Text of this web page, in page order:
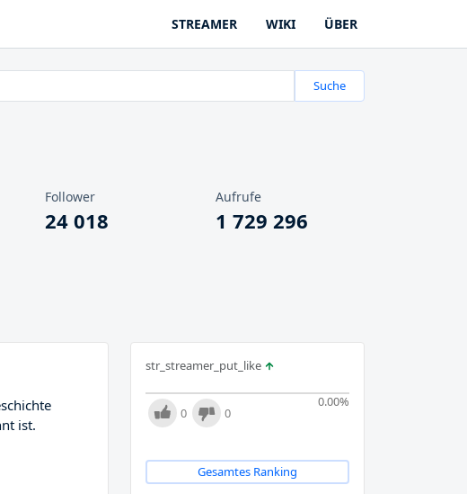
STREAMER WIKI ÜBER
Suche
Follower
24 018
Aufrufe
1 729 296
ist.
str_streamer_put_like
0.00%
0 0
Gesamtes Ranking